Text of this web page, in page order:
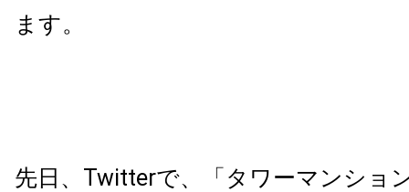
ます。
先日、Twitterで、「タワーマンショ